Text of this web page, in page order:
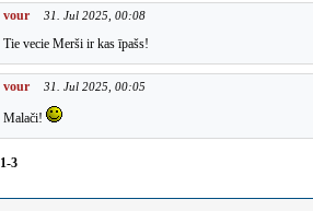
vour 31. Jul 2025, 00:08
Tie vecie Merši ir kas īpašs!
vour 31. Jul 2025, 00:05
Malači!
1-3